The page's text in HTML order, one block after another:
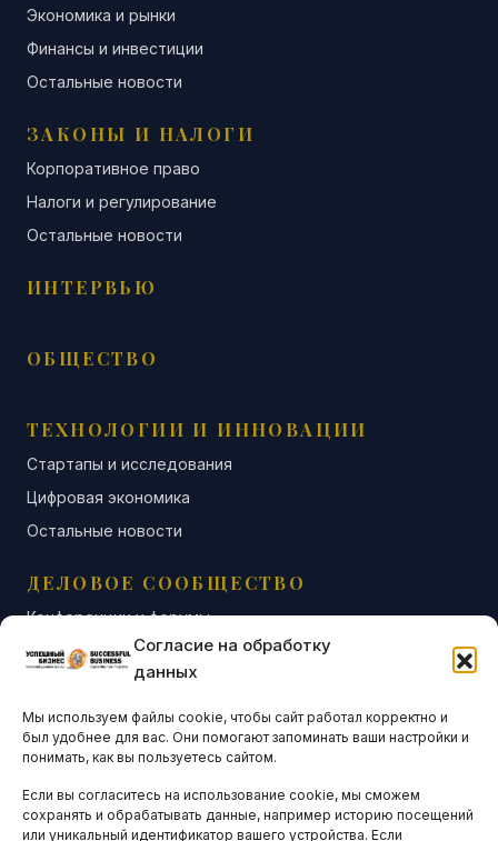
Согласие на обработку
данных
Мы используем файлы cookie, чтобы сайт работал корректно и
был удобнее для вас. Они помогают запоминать ваши настройки и
понимать, как вы пользуетесь сайтом.
Если вы согласитесь на использование cookie, мы сможем
сохранять и обрабатывать данные, например историю посещений
или уникальный идентификатор вашего устройства. Если
Экономика и рынки
Финансы и инвестиции
Остальные новости
ЗАКОНЫ И НАЛОГИ
Корпоративное право
Налоги и регулирование
Остальные новости
ИНТЕРВЬЮ
ОБЩЕСТВО
ТЕХНОЛОГИИ И ИННОВАЦИИ
Стартапы и исследования
Цифровая экономика
Остальные новости
ДЕЛОВОЕ СООБЩЕСТВО
Конференции и форумы
Бизнес-клубы и ассоциации
Остальные новости
АНАЛИТИКА И СТАТИСТИКА
ARTICLES IN ENGLISH